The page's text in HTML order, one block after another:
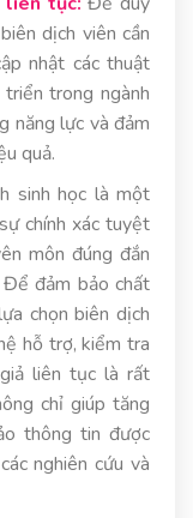
dịch viên cần
nhật các thuật
trong ngành
năng lực và đảm
quả.
sinh học là một
chính xác tuyệt
môn đúng đắn
đảm bảo chất
chọn biên dịch
hỗ trợ, kiểm tra
liên tục là rất
chỉ giúp tăng
thông tin được
nghiên cứu và